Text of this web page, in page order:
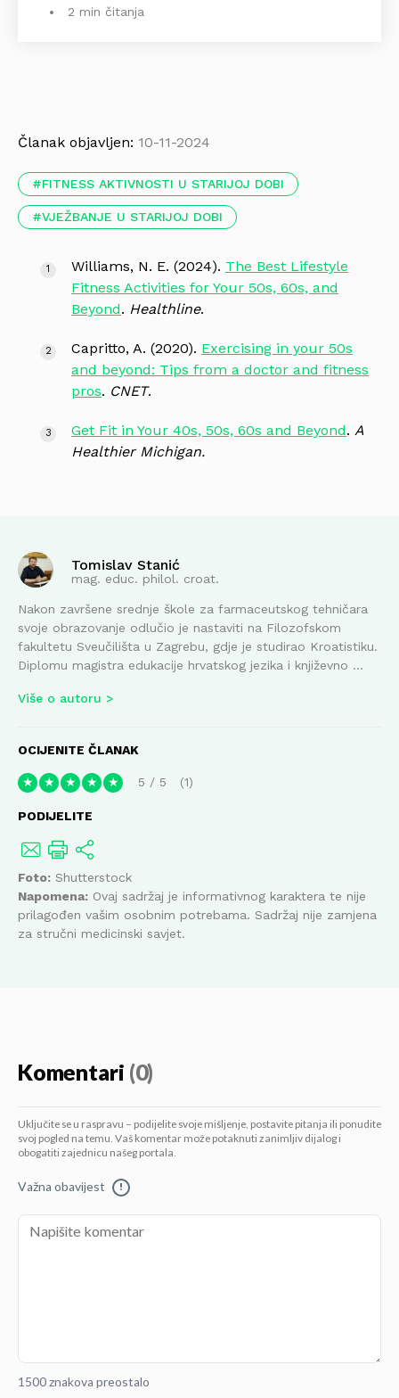
2 min čitanja
Članak objavljen: 10-11-2024
FITNESS AKTIVNOSTI U STARIJOJ DOBI
VJEŽBANJE U STARIJOJ DOBI
Williams, N. E. (2024). The Best Lifestyle
Fitness Activities for Your 50s, 60s, and
Beyond. Healthline.
Capritto, A. (2020). Exercising in your 50s
and beyond: Tips from a doctor and fitness
pros. CNET.
Get Fit in Your 40s, 50s, 60s and Beyond. A
Healthier Michigan.
Tomislav Stanić
mag. educ. philol. croat.
Nakon završene srednje škole za farmaceutskog tehničara
svoje obrazovanje odlučio je nastaviti na Filozofskom
fakultetu Sveučilišta u Zagrebu, gdje je studirao Kroatistiku.
Diplomu magistra edukacije hrvatskog jezika i književno ...
Više o autoru
OCIJENITE ČLANAK
★ ★ ★ ★ ★ 5 / 5 1
PODIJELITE
Foto: Shutterstock
Napomena: Ovaj sadržaj je informativnog karaktera te nije
prilagođen vašim osobnim potrebama. Sadržaj nije zamjena
za stručni medicinski savjet.
Komentari (0)
Uključite se u raspravu – podijelite svoje mišljenje, postavite pitanja ili ponudite
svoj pogled na temu. Vaš komentar može potaknuti zanimljiv dijalog i
obogatiti zajednicu našeg portala.
Važna obavijest !
1500 znakova preostalo